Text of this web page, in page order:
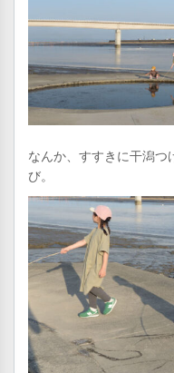
なんか、すすきに干潟つ
び。